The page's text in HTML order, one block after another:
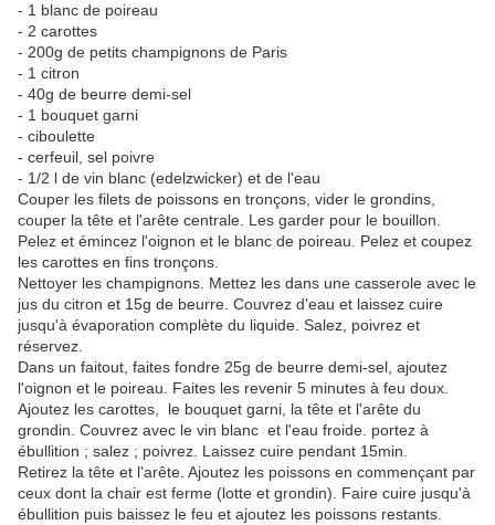
- 1 blanc de poireau
- 2 carottes
- 200g de petits champignons de Paris
- 1 citron
- 40g de beurre demi-sel
- 1 bouquet garni
- ciboulette
- cerfeuil, sel poivre
- 1/2 l de vin blanc (edelzwicker) et de l'eau
Couper les filets de poissons en tronçons, vider le grondins,
couper la tête et l'arête centrale. Les garder pour le bouillon.
Pelez et émincez l'oignon et le blanc de poireau. Pelez et coupez
les carottes en fins tronçons.
Nettoyer les champignons. Mettez les dans une casserole avec le
jus du citron et 15g de beurre. Couvrez d'eau et laissez cuire
jusqu'à évaporation complète du liquide. Salez, poivrez et
réservez.
Dans un faitout, faites fondre 25g de beurre demi-sel, ajoutez
l'oignon et le poireau. Faites les revenir 5 minutes à feu doux.
Ajoutez les carottes, le bouquet garni, la tête et l'arête du
grondin. Couvrez avec le vin blanc et l'eau froide. portez à
ébullition ; salez ; poivrez. Laissez cuire pendant 15min.
Retirez la tête et l'arête. Ajoutez les poissons en commençant par
ceux dont la chair est ferme (lotte et grondin). Faire cuire jusqu'à
ébullition puis baissez le feu et ajoutez les poissons restants.